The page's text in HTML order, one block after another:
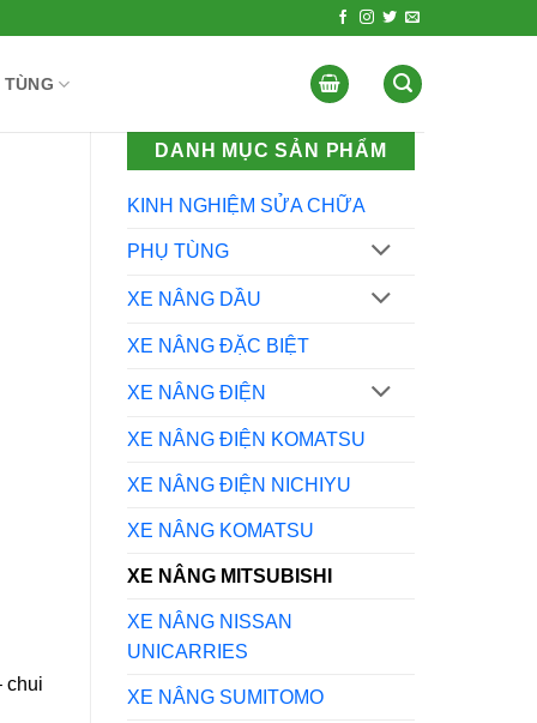
TÙNG
DANH MỤC SẢN PHẨM
KINH NGHIỆM SỬA CHỮA
PHỤ TÙNG
XE NÂNG DẦU
XE NÂNG ĐẶC BIỆT
XE NÂNG ĐIỆN
XE NÂNG ĐIỆN KOMATSU
XE NÂNG ĐIỆN NICHIYU
XE NÂNG KOMATSU
XE NÂNG MITSUBISHI
XE NÂNG NISSAN
UNICARRIES
XE NÂNG SUMITOMO
chui